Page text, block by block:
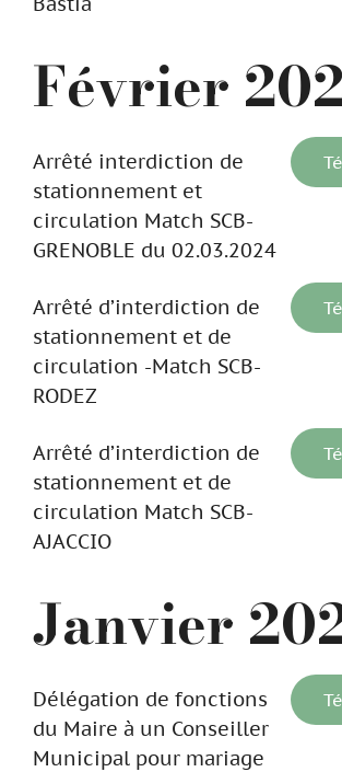
Février
Arrêté interdiction de
stationnement et
circulation Match SCB-
GRENOBLE du 02.03.2024
Arrêté d’interdiction de
stationnement et de
circulation -Match SCB-
RODEZ
Arrêté d’interdiction de
stationnement et de
circulation Match SCB-
AJACCIO
Janvier
Délégation de fonctions
du Maire à un Conseiller
Municipal pour mariage